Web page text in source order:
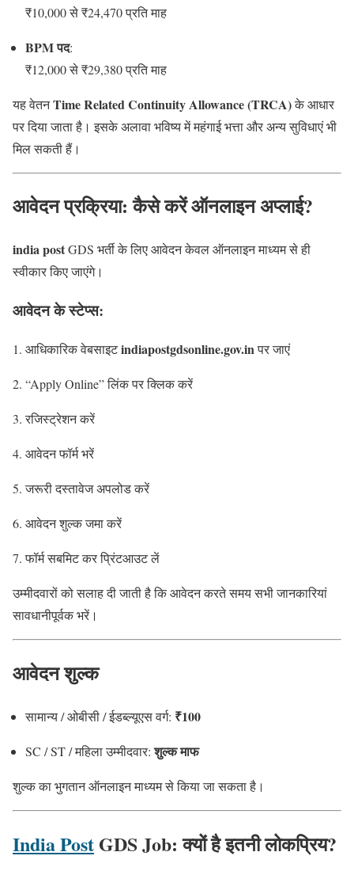
₹10,000 से ₹24,470 प्रति माह
BPM पद:
₹12,000 से ₹29,380 प्रति माह
यह वेतनTime Related Continuity Allowance (TRCA)के आधार
पर दिया जाता है। इसके अलावा भविष्य में महंगाई भत्ता और अन्य सुविधाएं भी
मिल सकती हैं।
आवेदन प्रक्रिया: कैसे करें ऑनलाइन अप्लाई?
india postGDS भर्ती के लिए आवेदन केवल ऑनलाइन माध्यम से ही
स्वीकार किए जाएंगे।
आवेदन के स्टेप्स:
आधिकारिक वेबसाइटindiapostgdsonline.gov.inपर जाएं
“Apply Online” लिंक पर क्लिक करें
रजिस्ट्रेशन करें
आवेदन फॉर्म भरें
जरूरी दस्तावेज अपलोड करें
आवेदन शुल्क जमा करें
फॉर्म सबमिट कर प्रिंटआउट लें
उम्मीदवारों को सलाह दी जाती है कि आवेदन करते समय सभी जानकारियां
सावधानीपूर्वक भरें।
आवेदन शुल्क
सामान्य / ओबीसी / ईडब्ल्यूएस वर्ग: ₹100
SC / ST / महिला उम्मीदवार:शुल्क माफ
शुल्क का भुगतान ऑनलाइन माध्यम से किया जा सकता है।
India Post GDS Job: क्यों है इतनी लोकप्रिय?